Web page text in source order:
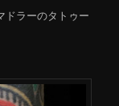
ドラーのタトゥー